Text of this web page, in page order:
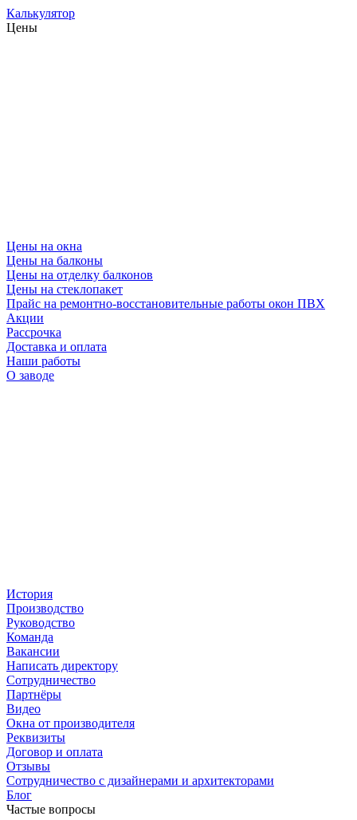
Калькулятор
Цены
Цены на окна
Цены на балконы
Цены на отделку балконов
Цены на стеклопакет
Прайс на ремонтно-восстановительные работы окон ПВХ
Акции
Рассрочка
Доставка и оплата
Наши работы
О заводе
История
Производство
Руководство
Команда
Вакансии
Написать директору
Сотрудничество
Партнёры
Видео
Окна от производителя
Реквизиты
Договор и оплата
Отзывы
Сотрудничество с дизайнерами и архитекторами
Блог
Частые вопросы